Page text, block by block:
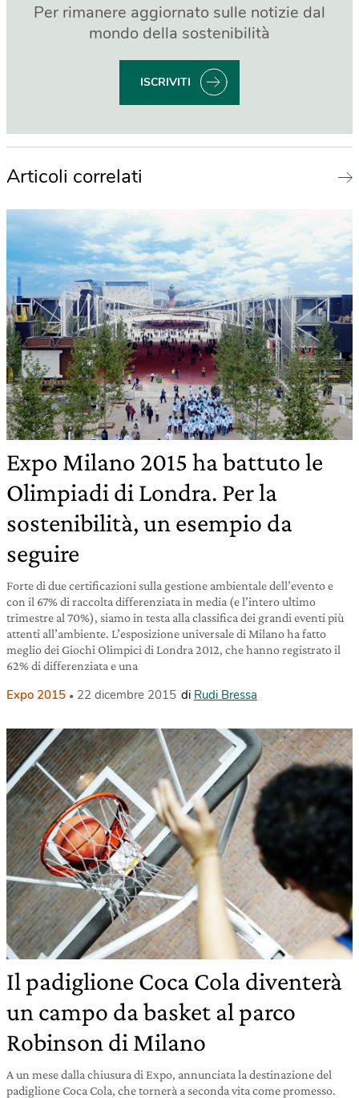
Per rimanere aggiornato sulle notizie dal
mondo della sostenibilità
ISCRIVITI
Articoli correlati
Expo Milano 2015 ha battuto le
Olimpiadi di Londra. Per la
sostenibilità, un esempio da
seguire
Forte di due certificazioni sulla gestione ambientale dell’evento e
con il 67% di raccolta differenziata in media (e l’intero ultimo
trimestre al 70%), siamo in testa alla classifica dei grandi eventi più
attenti all’ambiente. L’esposizione universale di Milano ha fatto
meglio dei Giochi Olimpici di Londra 2012, che hanno registrato il
62% di differenziata e una
Expo 2015 22 dicembre 2015 di Rudi Bressa
Il padiglione Coca Cola diventerà
un campo da basket al parco
Robinson di Milano
A un mese dalla chiusura di Expo, annunciata la destinazione del
padiglione Coca Cola, che tornerà a seconda vita come promesso.